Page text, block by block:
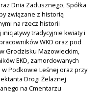
Dnia Zadusznego, Spółka
związane z historią
na rzecz historii
tradycyjnie kwiaty i
WKD oraz pod
w Grodzisku Mazowieckim,
EKD, zamordowanych
Podkowie Leśnej oraz przy
Drogi Żelaznej
na Cmentarzu